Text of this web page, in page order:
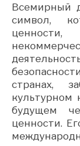
Всемирный
символ,
ценности,
странах,
культурном
будущем
ценности.